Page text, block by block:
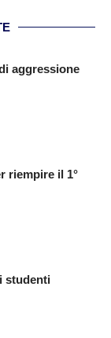
aggressione
riempire il 1°
studenti